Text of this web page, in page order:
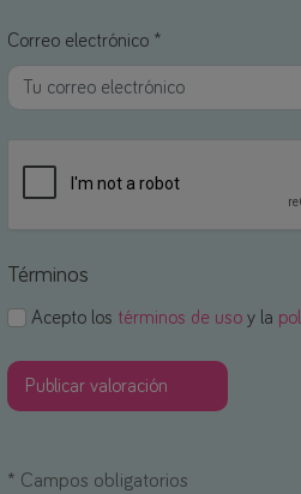
Correo electrónico *
Términos
Acepto los términos de uso y la
* Campos obligatorios